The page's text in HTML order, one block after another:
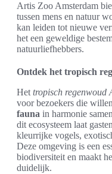
Artis Zoo Amsterdam
tussen mens en natuur
kan leiden tot nieuwe
het een geweldige
natuurliefhebbers.
Ontdek het tropisch
Het tropisch regenwoud
voor bezoekers die
fauna in harmonie
dit ecosysteem laat
kleurrijke vogels,
Deze omgeving is een
biodiversiteit en maakt
duidelijk.